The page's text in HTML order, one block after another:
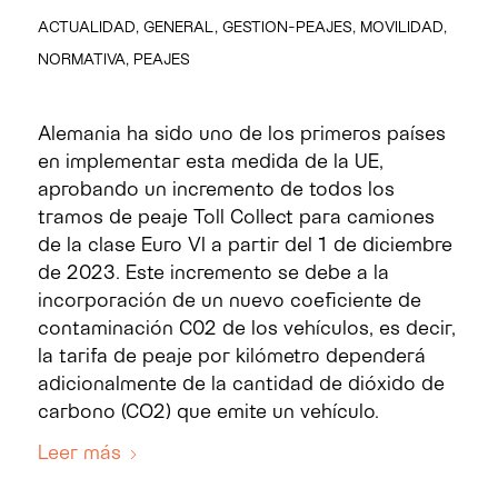
ACTUALIDAD, GENERAL , GESTION-PEAJES, MOVILIDAD,
NORMATIVA, PEAJES
Alemania ha sido uno de los primeros países
en implementar esta medida de la UE,
aprobando un incremento de todos los
tramos de peaje Toll Collect para camiones
de la clase Euro VI a partir del 1 de diciembre
de 2023. Este incremento se debe a la
incorporación de un nuevo coeficiente de
contaminación C02 de los vehículos, es decir,
la tarifa de peaje por kilómetro dependerá
adicionalmente de la cantidad de dióxido de
carbono (CO2) que emite un vehículo.
Leer más